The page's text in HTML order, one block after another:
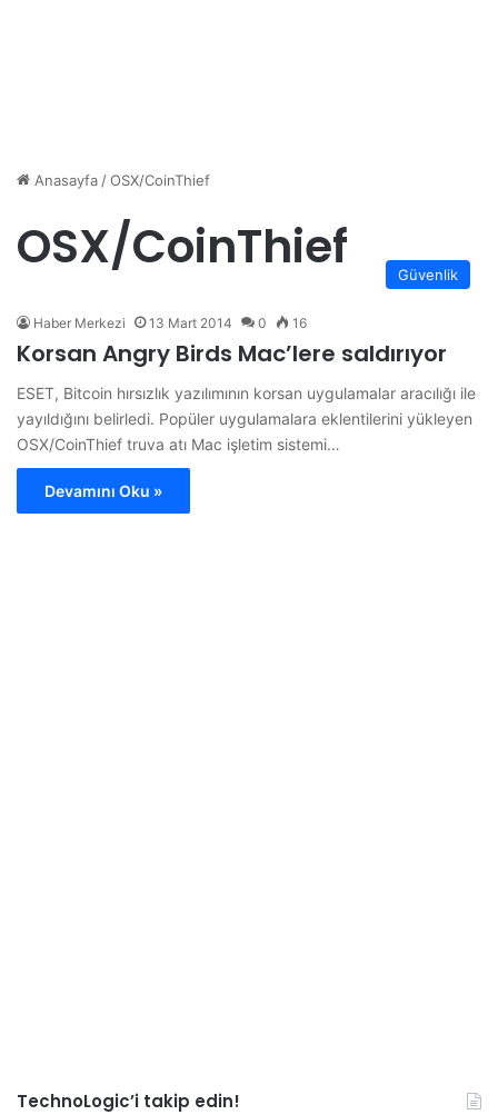
Anasayfa/OSX/CoinThief
OSX/CoinThief Güvenlik
Haber Merkezi 13 Mart 2014 0 16
Korsan Angry Birds Mac’lere saldırıyor
ESET, Bitcoin hırsızlık yazılımının korsan uygulamalar aracılığı ile
yayıldığını belirledi. Popüler uygulamalara eklentilerini yükleyen
OSX/CoinThief truva atı Mac işletim sistemi…
Devamını Oku »
TechnoLogic’i takip edin!